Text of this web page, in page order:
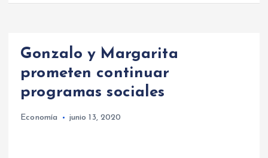
Gonzalo y Margarita
prometen continuar
programas sociales
Economía junio 13, 2020